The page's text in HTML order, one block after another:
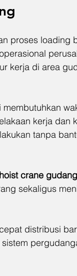
proses loading
kerja di area
kerja dan
tanpa
hoist crane gudang
sekaligus
distribusi